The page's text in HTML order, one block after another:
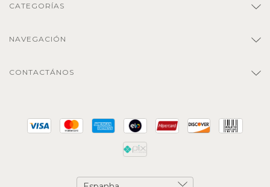
CATEGORÍAS
NAVEGACIÓN
CONTACTÁNOS